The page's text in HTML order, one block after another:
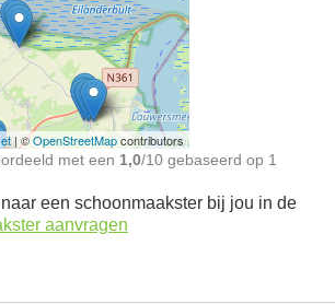
ervaringen
bij
de buurt
| ©OpenStreetMapcontributors
met een 1,0/10 gebaseerd op 1
een schoonmaakster bij jou in de
aanvragen